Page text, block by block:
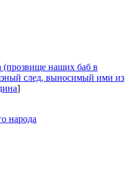
наших баб в
след, выносимый ими из
]
народа